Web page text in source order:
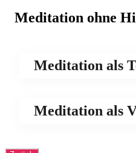
Meditation ohne
Meditation als
Meditation als